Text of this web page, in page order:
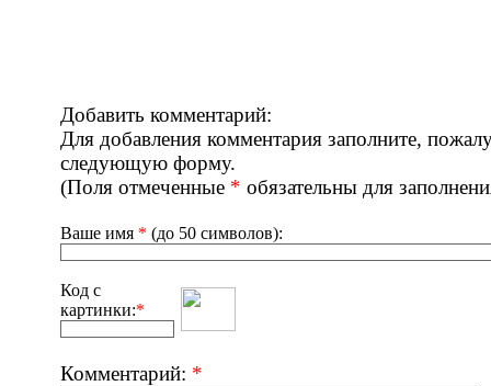
Добавить комментарий:
Для добавления комментария заполните,
следующую форму.
(Поля отмеченные * обязательны для
Ваше имя * (до 50 символов):
Код с
картинки:*
Комментарий: *